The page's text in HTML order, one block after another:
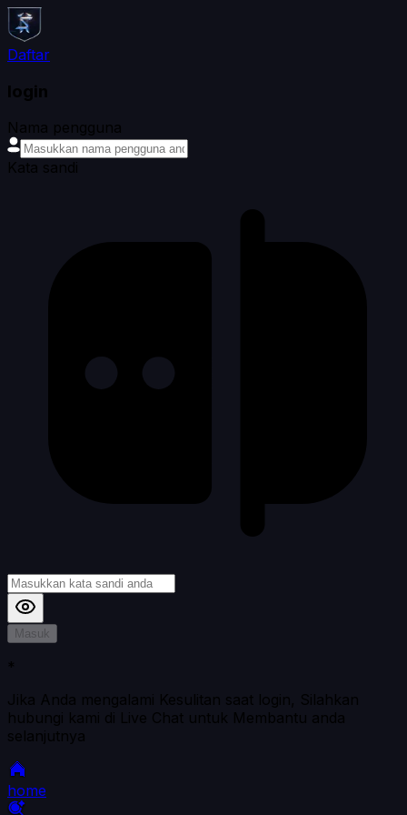
Daftar
login
Nama pengguna
Kata sandi
Masuk
*
Jika Anda mengalami Kesulitan saat login, Silahkan
hubungi kami di Live Chat untuk Membantu anda
selanjutnya
home